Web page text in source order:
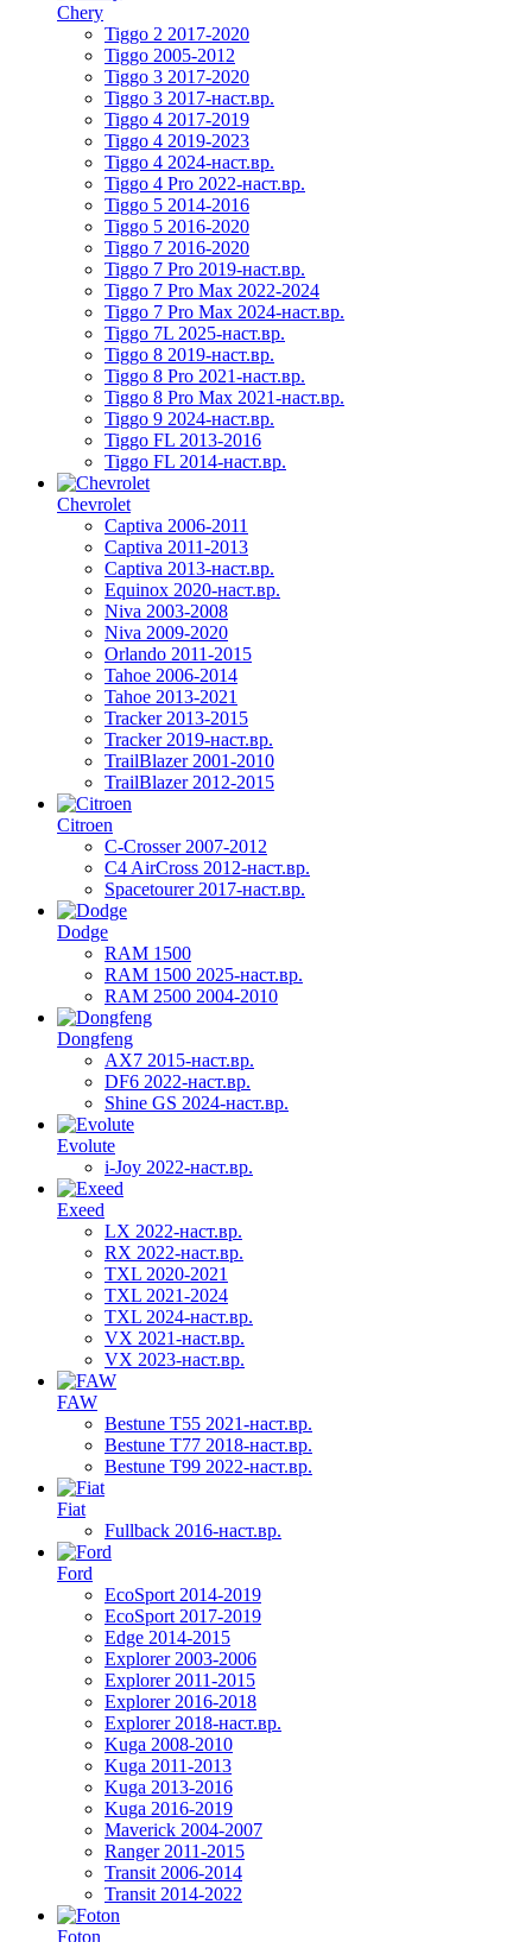
Chery
Tiggo 2 2017-2020
Tiggo 2005-2012
Tiggo 3 2017-2020
Tiggo 3 2017-наст.вр.
Tiggo 4 2017-2019
Tiggo 4 2019-2023
Tiggo 4 2024-наст.вр.
Tiggo 4 Pro 2022-наст.вр.
Tiggo 5 2014-2016
Tiggo 5 2016-2020
Tiggo 7 2016-2020
Tiggo 7 Pro 2019-наст.вр.
Tiggo 7 Pro Max 2022-2024
Tiggo 7 Pro Max 2024-наст.вр.
Tiggo 7L 2025-наст.вр.
Tiggo 8 2019-наст.вр.
Tiggo 8 Pro 2021-наст.вр.
Tiggo 8 Pro Max 2021-наст.вр.
Tiggo 9 2024-наст.вр.
Tiggo FL 2013-2016
Tiggo FL 2014-наст.вр.
Chevrolet
Captiva 2006-2011
Captiva 2011-2013
Captiva 2013-наст.вр.
Equinox 2020-наст.вр.
Niva 2003-2008
Niva 2009-2020
Orlando 2011-2015
Tahoe 2006-2014
Tahoe 2013-2021
Tracker 2013-2015
Tracker 2019-наст.вр.
TrailBlazer 2001-2010
TrailBlazer 2012-2015
Citroen
C-Crosser 2007-2012
C4 AirCross 2012-наст.вр.
Spacetourer 2017-наст.вр.
Dodge
RAM 1500
RAM 1500 2025-наст.вр.
RAM 2500 2004-2010
Dongfeng
AX7 2015-наст.вр.
DF6 2022-наст.вр.
Shine GS 2024-наст.вр.
Evolute
i-Joy 2022-наст.вр.
Exeed
LX 2022-наст.вр.
RX 2022-наст.вр.
TXL 2020-2021
TXL 2021-2024
TXL 2024-наст.вр.
VX 2021-наст.вр.
VX 2023-наст.вр.
FAW
Bestune T55 2021-наст.вр.
Bestune T77 2018-наст.вр.
Bestune T99 2022-наст.вр.
Fiat
Fullback 2016-наст.вр.
Ford
EcoSport 2014-2019
EcoSport 2017-2019
Edge 2014-2015
Explorer 2003-2006
Explorer 2011-2015
Explorer 2016-2018
Explorer 2018-наст.вр.
Kuga 2008-2010
Kuga 2011-2013
Kuga 2013-2016
Kuga 2016-2019
Maverick 2004-2007
Ranger 2011-2015
Transit 2006-2014
Transit 2014-2022
Foton